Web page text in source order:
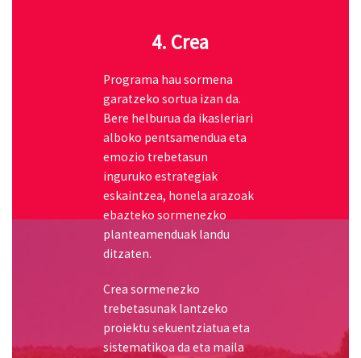
emozio trebetasun
eskaintzea, honela arazoak
ebazteko sormenezko
planteamenduak landu
ditzaten.
Crea sormenezko
trebetasunak lantzeko
proiektu sekuentziatua eta
sistematikoa da eta maila
guztietan aplikatzen da,
Heziketa Zikloetaraino.
Egungo gizartearen
etengabeko aldaketa eta